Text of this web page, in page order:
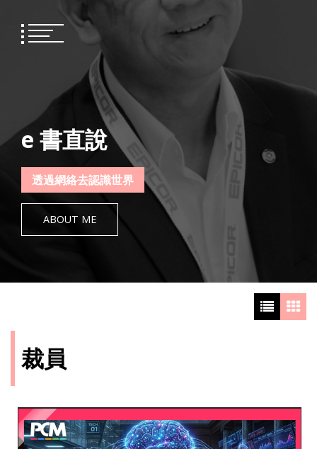
content
e 書直說
透過網絡去認識世界
ABOUT ME
裁員